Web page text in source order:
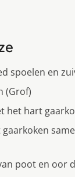
spoelen en
(Grof)
het hart
poot en oor